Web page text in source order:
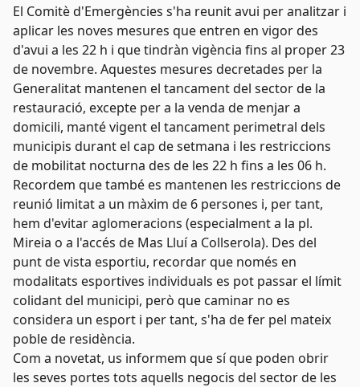
El Comitè d'Emergències s'ha reunit avui per analitzar i
aplicar les noves mesures que entren en vigor des
d'avui a les 22 h i que tindràn vigència fins al proper 23
de novembre. Aquestes mesures decretades per la
Generalitat mantenen el tancament del sector de la
restauració, excepte per a la venda de menjar a
domicili, manté vigent el tancament perimetral dels
municipis durant el cap de setmana i les restriccions
de mobilitat nocturna des de les 22 h fins a les 06 h.
Recordem que també es mantenen les restriccions de
reunió limitat a un màxim de 6 persones i, per tant,
hem d'evitar aglomeracions (especialment a la pl.
Mireia o a l'accés de Mas Lluí a Collserola). Des del
punt de vista esportiu, recordar que només en
modalitats esportives individuals es pot passar el límit
colidant del municipi, però que caminar no es
considera un esport i per tant, s'ha de fer pel mateix
poble de residència.
Com a novetat, us informem que sí que poden obrir
les seves portes tots aquells negocis del sector de les